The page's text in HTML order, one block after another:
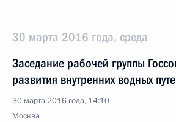
30 марта 2016 года, среда
Заседание рабочей группы
развития внутренних водных
30 марта 2016 года, 14:10
Москва